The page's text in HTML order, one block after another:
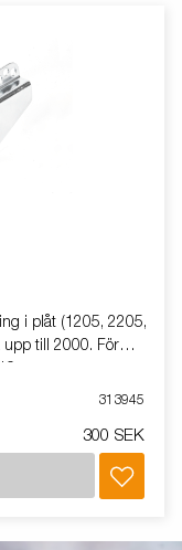
i plåt (1205, 2205,
upp till 2000. För
313945
300 SEK